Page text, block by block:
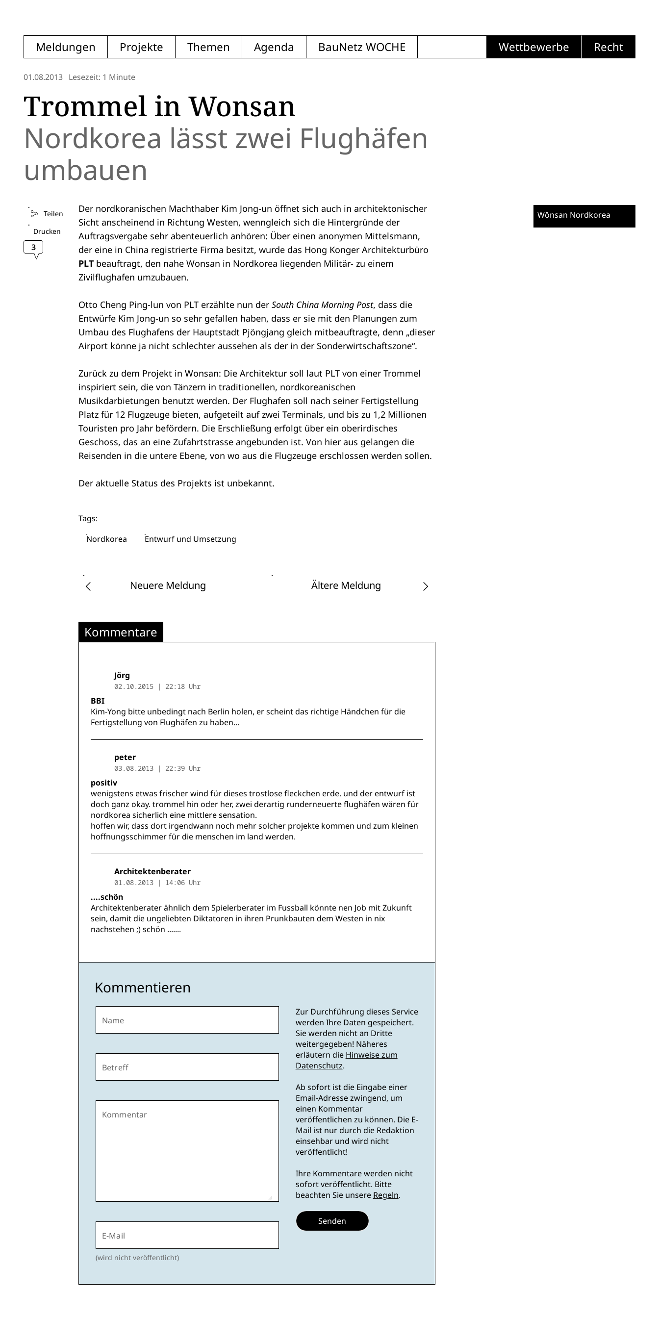
Meldungen Projekte Themen Agenda BauNetz WOCHE Wettbewerbe Recht
01.08.2013 Lesezeit: 1 Minute
Trommel in Wonsan
Nordkorea lässt zwei Flughäfen
umbauen
Teilen
Drucken
3
Der nordkoranischen Machthaber Kim Jong-un öffnet sich auch in architektonischer
Sicht anscheinend in Richtung Westen, wenngleich sich die Hintergründe der
Auftragsvergabe sehr abenteuerlich anhören: Über einen anonymen Mittelsmann,
der eine in China registrierte Firma besitzt, wurde das Hong Konger Architekturbüro
PLT beauftragt, den nahe Wonsan in Nordkorea liegenden Militär- zu einem
Zivilflughafen umzubauen.
Otto Cheng Ping-lun von PLT erzählte nun der South China Morning Post, dass die
Entwürfe Kim Jong-un so sehr gefallen haben, dass er sie mit den Planungen zum
Umbau des Flughafens der Hauptstadt Pjöngjang gleich mitbeauftragte, denn „dieser
Airport könne ja nicht schlechter aussehen als der in der Sonderwirtschaftszone“.
Zurück zu dem Projekt in Wonsan: Die Architektur soll laut PLT von einer Trommel
inspiriert sein, die von Tänzern in traditionellen, nordkoreanischen
Musikdarbietungen benutzt werden. Der Flughafen soll nach seiner Fertigstellung
Platz für 12 Flugzeuge bieten, aufgeteilt auf zwei Terminals, und bis zu 1,2 Millionen
Touristen pro Jahr befördern. Die Erschließung erfolgt über ein oberirdisches
Geschoss, das an eine Zufahrtstrasse angebunden ist. Von hier aus gelangen die
Reisenden in die untere Ebene, von wo aus die Flugzeuge erschlossen werden sollen.
Der aktuelle Status des Projekts ist unbekannt.
Tags:
Nordkorea
Entwurf und Umsetzung
Neuere Meldung Ältere Meldung
Wŏnsan Nordkorea
Kommentare
Jörg
02.10.2015 | 22:18 Uhr
BBI
Kim-Yong bitte unbedingt nach Berlin holen, er scheint das richtige Händchen für die
Fertigstellung von Flughäfen zu haben...
peter
03.08.2013 | 22:39 Uhr
positiv
wenigstens etwas frischer wind für dieses trostlose fleckchen erde. und der entwurf ist
doch ganz okay. trommel hin oder her, zwei derartig runderneuerte flughäfen wären für
nordkorea sicherlich eine mittlere sensation.
hoffen wir, dass dort irgendwann noch mehr solcher projekte kommen und zum kleinen
hoffnungsschimmer für die menschen im land werden.
Architektenberater
01.08.2013 | 14:06 Uhr
....schön
Architektenberater ähnlich dem Spielerberater im Fussball könnte nen Job mit Zukunft
sein, damit die ungeliebten Diktatoren in ihren Prunkbauten dem Westen in nix
nachstehen ;) schön .......
Kommentieren
Name
Betreff
Kommentar
E-Mail
(wird nicht veröffentlicht)
Zur Durchführung dieses Service
werden Ihre Daten gespeichert.
Sie werden nicht an Dritte
weitergegeben! Näheres
erläutern die Hinweise zum
Datenschutz.
Ab sofort ist die Eingabe einer
Email-Adresse zwingend, um
einen Kommentar
veröffentlichen zu können. Die E-
Mail ist nur durch die Redaktion
einsehbar und wird nicht
veröffentlicht!
Ihre Kommentare werden nicht
sofort veröffentlicht. Bitte
beachten Sie unsere Regeln.
Senden